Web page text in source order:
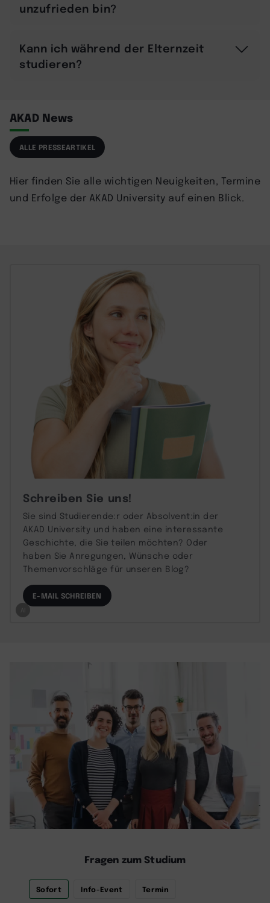
unzufrieden bin?
Kann ich während der Elternzeit
studieren?
AKAD News
ALLE PRESSEARTIKEL
Hier finden Sie alle wichtigen Neuigkeiten, Termine
und Erfolge der AKAD University auf einen Blick.
Schreiben Sie uns!
Sie sind Studierende:r oder Absolvent:in der
AKAD University und haben eine interessante
Geschichte, die Sie teilen möchten? Oder
haben Sie Anregungen, Wünsche oder
Themenvorschläge für unseren Blog?
E-MAIL SCHREIBEN
Fragen zum Studium
Sofort Info-Event Termin